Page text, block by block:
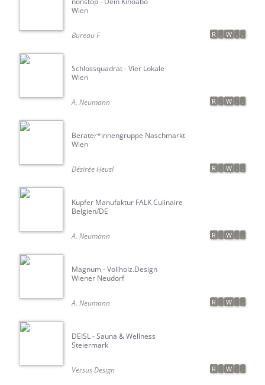
Wien
Bureau F R . W . .
Schlossquadrat - Vier Lokale
Wien
A. Neumann R . W . .
Berater*innengruppe Naschmarkt
Wien
Désirée Heusl R . W . .
Kupfer Manufaktur FALK Culinaire
Belgien/DE
A. Neumann R . W . .
Magnum - Vollholz.Design
Wiener Neudorf
A. Neumann R . W . .
DEISL - Sauna & Wellness
Steiermark
Versus Design R . W . .